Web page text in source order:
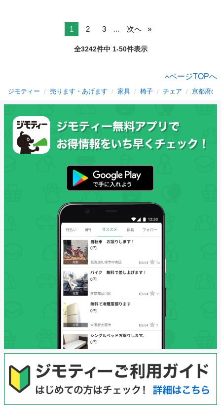
1 2 3 ... 次へ
全3242件中 1-50件表示
ページTOPへ
ジモティー 売ります・あげます 家具 椅子 チェア 京都府の